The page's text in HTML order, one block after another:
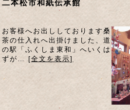
二本松市和紙伝承館
お客様へお出ししております桑
茶の仕入れへ出掛けました、道
の駅「ふくしま東和」へいくは
ずが… [全文を表示]